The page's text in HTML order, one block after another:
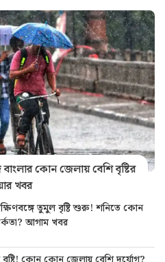
কোন জেলায় বেশি বৃষ্টির
খবর
তুমুল বৃষ্টি শুরু! শনিতে কোন
আগাম খবর